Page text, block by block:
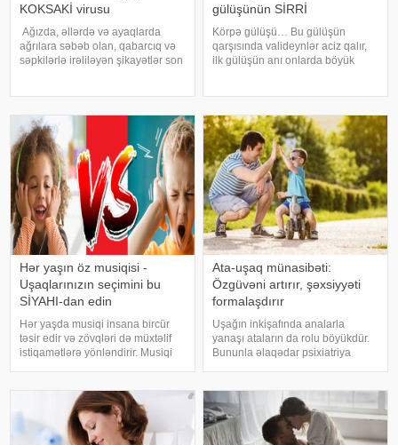
KOKSAKİ virusu
Ağızda, əllərdə və ayaqlarda
ağrılara səbəb olan, qabarcıq və
səpkilərlə irəliləyən şikayətlər son
daha çox uşaqları hədə
gülüşünün SİRRİ
Körpə gülüşü… Bu gülüşün
qarşısında valideynlər aciz qalır,
ilk gülüşün anı onlarda böyük
körpələrimizin bəzən ifadə
etdikləri təbəssümün şahidi oluru
Hər yaşın öz musiqisi -
Uşaqlarınızın seçimini bu
SİYAHI-dan edin
Hər yaşda musiqi insana bircür
təsir edir və zövqləri də müxtəlif
istiqamətlərə yönləndirir. Musiqi
formalaşdırmağa qadirdir.
Sağlamolun.az müxtəlif yaş
qrupları üzrə sağlam v
Ata-uşaq münasibəti:
Özgüvəni artırır, şəxsiyyəti
formalaşdırır
Uşağın inkişafında analarla
yanaşı ataların da rolu böyükdür.
Bununla əlaqədar psixiatriya
ünsiyyəti olan uşaqların müsbət
şəxsiyyət xüsusiyyətlərini inkişa